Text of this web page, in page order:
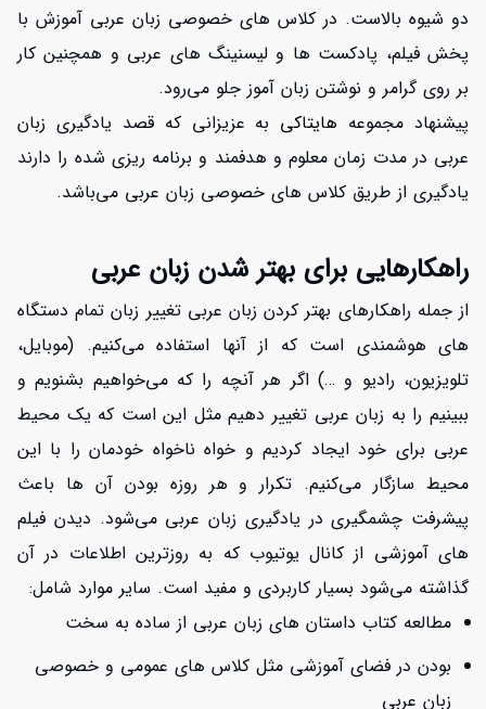
دو شیوه بالاست. در کلاس های خصوصی زبان عربی آموزش با
پخش فیلم، پادکست ها و لیسنینگ های عربی و همچنین کار
بر روی گرامر و نوشتن زبان آموز جلو می‌رود.
پیشنهاد مجموعه هایتاکی به عزیزانی که قصد یادگیری زبان
عربی در مدت زمان معلوم و هدفمند و برنامه ریزی شده را دارند
یادگیری از طریق کلاس های خصوصی زبان عربی می‌باشد.
راهکارهایی برای بهتر شدن زبان عربی
از جمله راهکارهای بهتر کردن زبان عربی تغییر زبان تمام دستگاه
های هوشمندی است که از آنها استفاده می‌کنیم. (موبایل،
تلویزیون، رادیو و …) اگر هر آنچه را که می‌خواهیم بشنویم و
ببینیم را به زبان عربی تغییر دهیم مثل این است که یک محیط
عربی برای خود ایجاد کردیم و خواه ناخواه خودمان را با این
محیط سازگار می‌کنیم. تکرار و هر روزه بودن آن ها باعث
پیشرفت چشمگیری در یادگیری زبان عربی می‌شود. دیدن فیلم
های آموزشی از کانال یوتیوب که به روزترین اطلاعات در آن
گذاشته می‌شود بسیار کاربردی و مفید است. سایر موارد شامل:
مطالعه کتاب داستان های زبان عربی از ساده به سخت
بودن در فضای آموزشی مثل کلاس های عمومی و خصوصی
زبان عربی